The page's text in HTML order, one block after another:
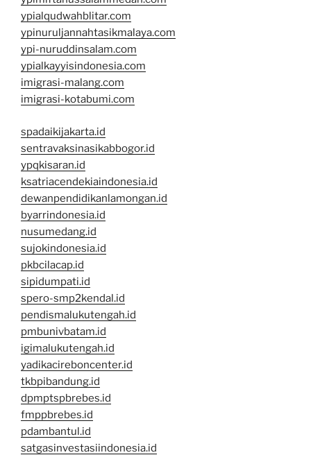
ypialqudwahblitar.com
ypinuruljannahtasikmalaya.com
ypi-nuruddinsalam.com
ypialkayyisindonesia.com
imigrasi-malang.com
imigrasi-kotabumi.com
spadaikijakarta.id
sentravaksinasikabbogor.id
ypqkisaran.id
ksatriacendekiaindonesia.id
dewanpendidikanlamongan.id
byarrindonesia.id
nusumedang.id
sujokindonesia.id
pkbcilacap.id
sipidumpati.id
spero-smp2kendal.id
pendismalukutengah.id
pmbunivbatam.id
igimalukutengah.id
yadikacireboncenter.id
tkbpibandung.id
dpmptspbrebes.id
fmppbrebes.id
pdambantul.id
satgasinvestasiindonesia.id